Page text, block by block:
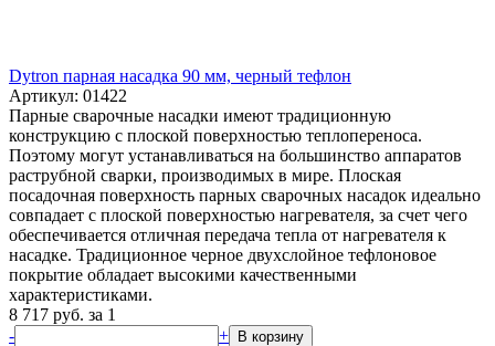
Dytron парная насадка 90 мм, черный тефлон
Артикул: 01422
Парные сварочные насадки имеют традиционную
конструкцию с плоской поверхностью теплопереноса.
Поэтому могут устанавливаться на большинство аппаратов
раструбной сварки, производимых в мире. Плоская
посадочная поверхность парных сварочных насадок идеально
совпадает с плоской поверхностью нагревателя, за счет чего
обеспечивается отличная передача тепла от нагревателя к
насадке. Традиционное черное двухслойное тефлоновое
покрытие обладает высокими качественными
характеристиками.
8 717 руб. за 1
-
+ В корзину